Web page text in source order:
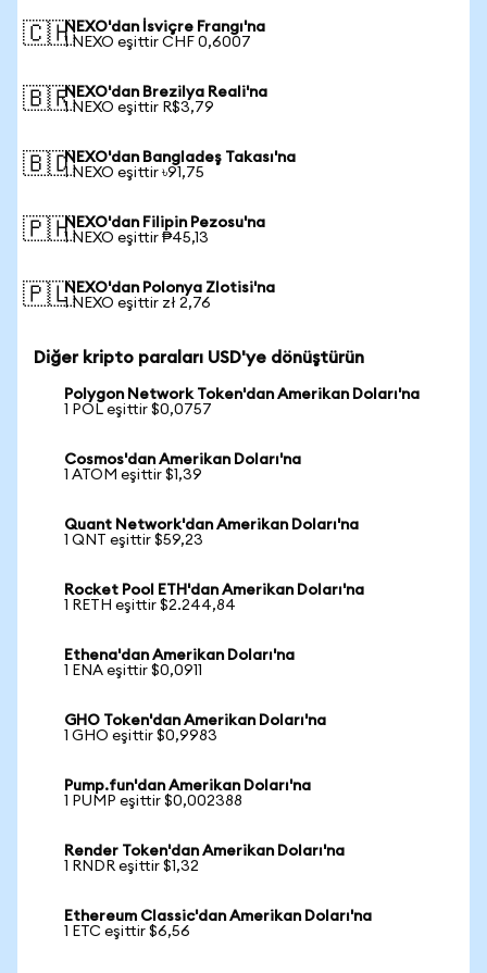
🇨🇭NEXO'dan İsviçre Frangı'na
1 NEXO eşittir CHF 0,6007
🇧🇷NEXO'dan Brezilya Reali'na
1 NEXO eşittir R$3,79
🇧🇩NEXO'dan Bangladeş Takası'na
1 NEXO eşittir ৳91,75
🇵🇭NEXO'dan Filipin Pezosu'na
1 NEXO eşittir ₱45,13
🇵🇱NEXO'dan Polonya Zlotisi'na
1 NEXO eşittir zł 2,76
Diğer kripto paraları USD'ye dönüştürün
Polygon Network Token'dan Amerikan Doları'na
1 POL eşittir $0,0757
Cosmos'dan Amerikan Doları'na
1 ATOM eşittir $1,39
Quant Network'dan Amerikan Doları'na
1 QNT eşittir $59,23
Rocket Pool ETH'dan Amerikan Doları'na
1 RETH eşittir $2.244,84
Ethena'dan Amerikan Doları'na
1 ENA eşittir $0,0911
GHO Token'dan Amerikan Doları'na
1 GHO eşittir $0,9983
Pump.fun'dan Amerikan Doları'na
1 PUMP eşittir $0,002388
Render Token'dan Amerikan Doları'na
1 RNDR eşittir $1,32
Ethereum Classic'dan Amerikan Doları'na
1 ETC eşittir $6,56